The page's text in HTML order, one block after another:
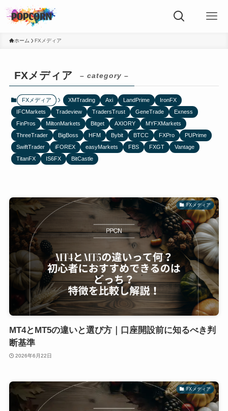
ホーム FXメディア
FXメディア – category –
FXメディア XMTrading Axi LandPrime
IronFX
IFCMarkets
Tradeview TradersTrust GeneTrade
Exness
FinPros
MiltonMarkets Bitget AXIORY
MYFXMarkets
ThreeTrader
BigBoss HFM Bybit BTCC FXPro
PUPrime
SwiftTrader
iFOREX easyMarkets FBS FXGT
Vantage
TitanFX
IS6FX BitCastle
FXメディア
MT4とMT5の違いと選び方｜口座開設前に知るべき判
断基準
2026年6月22日
FXメディア